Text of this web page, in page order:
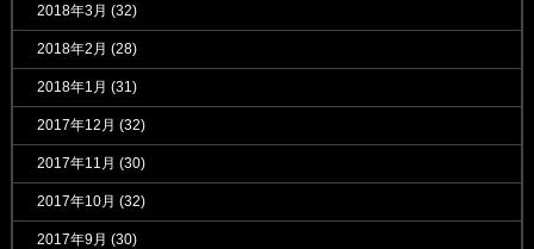
2018年3月 (32)
2018年2月 (28)
2018年1月 (31)
2017年12月 (32)
2017年11月 (30)
2017年10月 (32)
2017年9月 (30)